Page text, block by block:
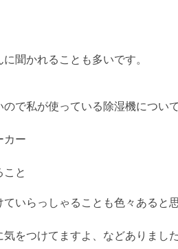
聞かれることも多いです。
で私が使っている除湿機につい
カー
こと
いらっしゃることも色々あると
をつけてますよ、などありまし